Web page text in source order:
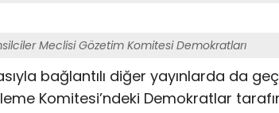
Meclisi Gözetim Komitesi Demokratları
bağlantılı diğer yayınlarda da
Komitesi’ndeki Demokratlar